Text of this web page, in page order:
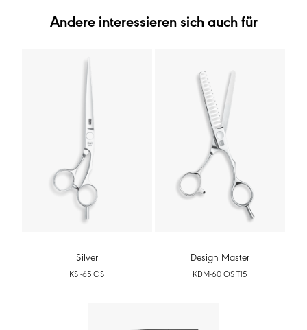
Andere interessieren sich auch für
Silver
KSI-65 OS
Design Master
KDM-60 OS T15